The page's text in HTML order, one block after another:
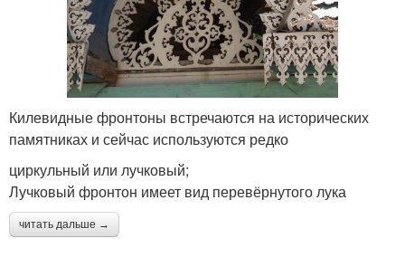
Килевидные фронтоны встречаются на исторических
памятниках и сейчас используются редко
циркульный или лучковый;
Лучковый фронтон имеет вид перевёрнутого лука
читать дальше →